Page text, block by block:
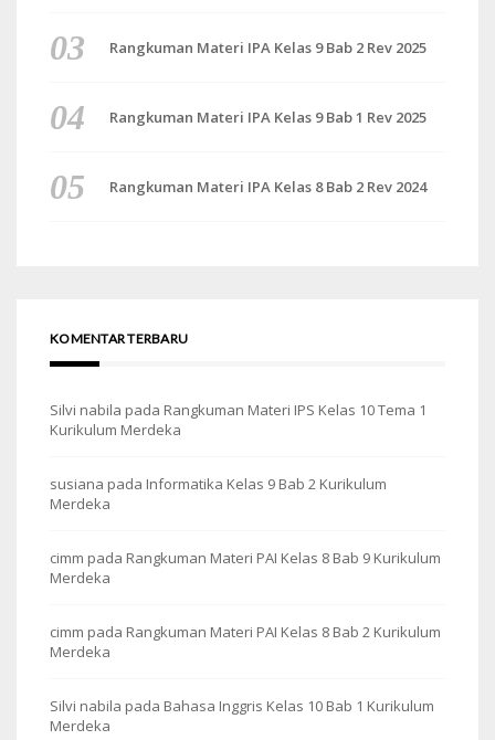
Rangkuman Materi IPA Kelas 9 Bab 2 Rev 2025
Rangkuman Materi IPA Kelas 9 Bab 1 Rev 2025
Rangkuman Materi IPA Kelas 8 Bab 2 Rev 2024
KOMENTAR TERBARU
Silvi nabila pada Rangkuman Materi IPS Kelas 10 Tema 1
Kurikulum Merdeka
susiana pada Informatika Kelas 9 Bab 2 Kurikulum
Merdeka
cimm pada Rangkuman Materi PAI Kelas 8 Bab 9 Kurikulum
Merdeka
cimm pada Rangkuman Materi PAI Kelas 8 Bab 2 Kurikulum
Merdeka
Silvi nabila pada Bahasa Inggris Kelas 10 Bab 1 Kurikulum
Merdeka